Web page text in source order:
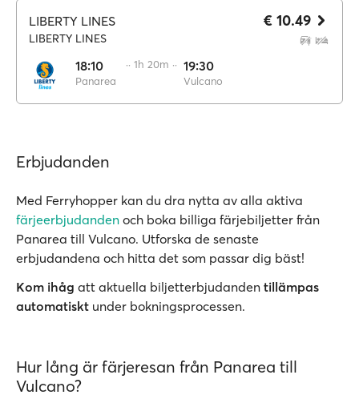
LIBERTY LINES
LIBERTY LINES
18:10
Panarea
·· 1h 20m ·· 19:30
Vulcano
€ 10.49
Erbjudanden
Med Ferryhopper kan du dra nytta av alla aktiva
färjeerbjudanden och boka billiga färjebiljetter från
Panarea till Vulcano. Utforska de senaste
erbjudandena och hitta det som passar dig bäst!
Kom ihåg att aktuella biljetterbjudanden tillämpas
automatiskt under bokningsprocessen.
Hur lång är färjeresan från Panarea till
Vulcano?